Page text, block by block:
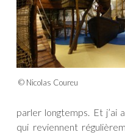
© Nicolas Coureu
parler longtemps. Et j’ai
qui reviennent